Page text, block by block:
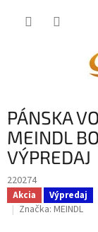
PÁNSKA
MEINDL
VÝPREDAJ
220274
Akcia Výpredaj
Značka: MEINDL